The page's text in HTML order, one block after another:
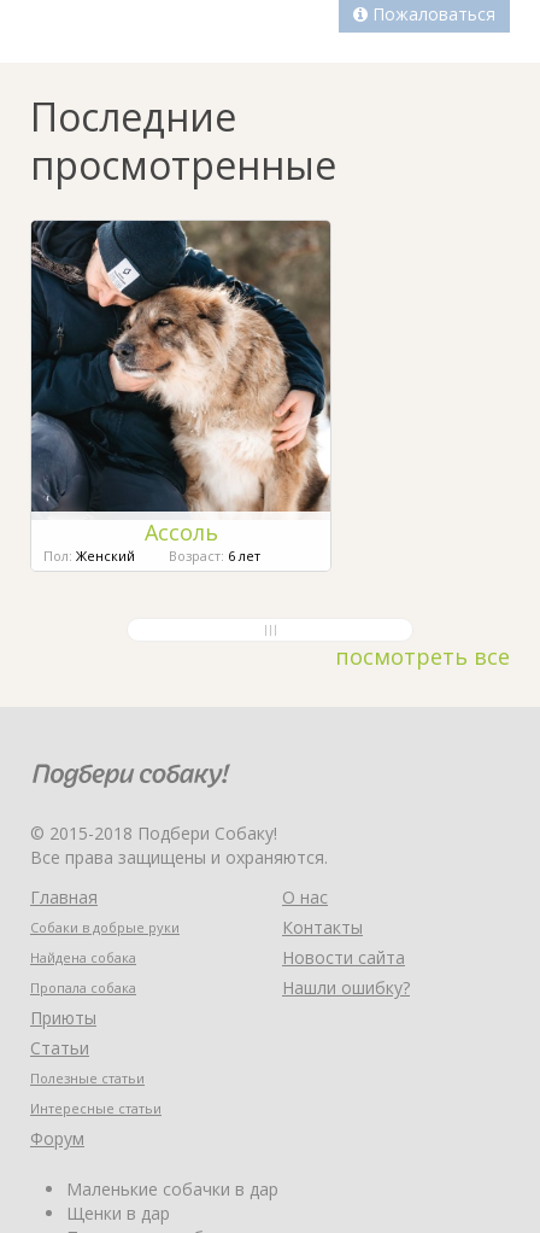
Пожаловаться
Последние
просмотренные
Ассоль
Пол: Женский Возраст: 6 лет
посмотреть все
© 2015-2018 Подбери Собаку!
Все права защищены и охраняются.
Главная
Собаки в добрые руки
Найдена собака
Пропала собака
Приюты
Статьи
Полезные статьи
Интересные статьи
Форум
О нас
Контакты
Новости сайта
Нашли ошибку?
Маленькие собачки в дар
Щенки в дар